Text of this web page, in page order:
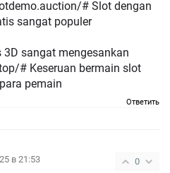
# Slot dengan
sangat populer
sangat mengesankan
# Keseruan bermain slot
pemain
Ответить
0
в 21:53